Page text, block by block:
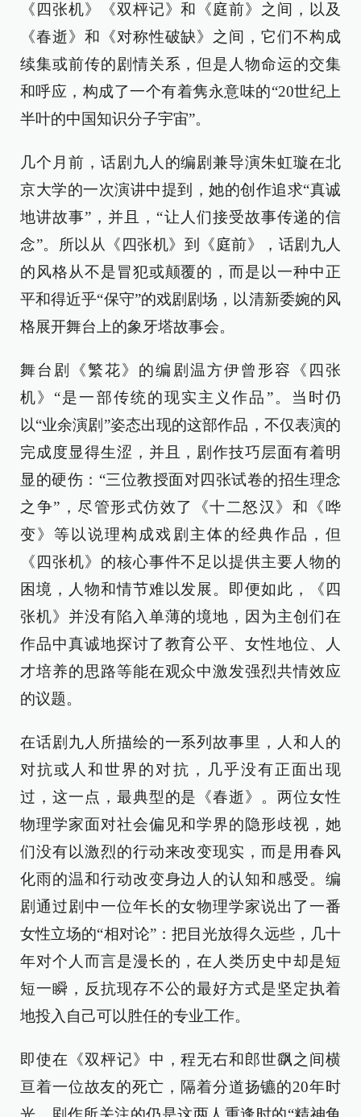
《四张机》《双枰记》和《庭前》之间，以及
《春逝》和《对称性破缺》之间，它们不构成
续集或前传的剧情关系，但是人物命运的交集
和呼应，构成了一个有着隽永意味的“20世纪上
半叶的中国知识分子宇宙”。
几个月前，话剧九人的编剧兼导演朱虹璇在北
京大学的一次演讲中提到，她的创作追求“真诚
地讲故事”，并且，“让人们接受故事传递的信
念”。所以从《四张机》到《庭前》，话剧九人
的风格从不是冒犯或颠覆的，而是以一种中正
平和得近乎“保守”的戏剧剧场，以清新委婉的风
格展开舞台上的象牙塔故事会。
舞台剧《繁花》的编剧温方伊曾形容《四张
机》“是一部传统的现实主义作品”。当时仍
以“业余演剧”姿态出现的这部作品，不仅表演的
完成度显得生涩，并且，剧作技巧层面有着明
显的硬伤：“三位教授面对四张试卷的招生理念
之争”，尽管形式仿效了《十二怒汉》和《哗
变》等以说理构成戏剧主体的经典作品，但
《四张机》的核心事件不足以提供主要人物的
困境，人物和情节难以发展。即便如此，《四
张机》并没有陷入单薄的境地，因为主创们在
作品中真诚地探讨了教育公平、女性地位、人
才培养的思路等能在观众中激发强烈共情效应
的议题。
在话剧九人所描绘的一系列故事里，人和人的
对抗或人和世界的对抗，几乎没有正面出现
过，这一点，最典型的是《春逝》。两位女性
物理学家面对社会偏见和学界的隐形歧视，她
们没有以激烈的行动来改变现实，而是用春风
化雨的温和行动改变身边人的认知和感受。编
剧通过剧中一位年长的女物理学家说出了一番
女性立场的“相对论”：把目光放得久远些，几十
年对个人而言是漫长的，在人类历史中却是短
短一瞬，反抗现存不公的最好方式是坚定执着
地投入自己可以胜任的专业工作。
即使在《双枰记》中，程无右和郎世飖之间横
亘着一位故友的死亡，隔着分道扬镳的20年时